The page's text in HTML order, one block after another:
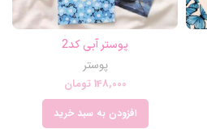
پوستر آبی کد2
پوستر
148,000 تومان
افزودن به سبد خرید